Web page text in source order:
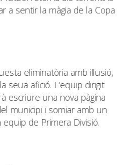
a sentir la màgia de la Copa
eliminatòria amb il·lusió,
seua afició. L'equip dirigit
escriure una nova pàgina
municipi i somiar amb un
de Primera Divisió.